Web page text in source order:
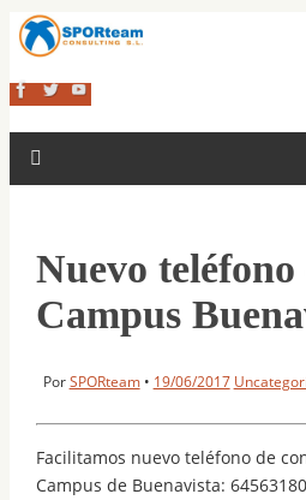
Nuevo teléfono
Campus
PorSPORteam • 19/06/2017
Facilitamos nuevo teléfono de
Campus de Buenavista: